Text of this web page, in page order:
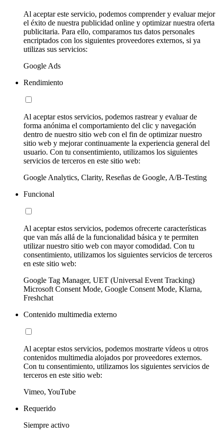
Al aceptar este servicio, podemos comprender y evaluar mejor
el éxito de nuestra publicidad online y optimizar nuestra oferta
publicitaria. Para ello, comparamos tus datos personales
encriptados con los siguientes proveedores externos, si ya
utilizas sus servicios:
Google Ads
Rendimiento
Al aceptar estos servicios, podemos rastrear y evaluar de
forma anónima el comportamiento del clic y navegación
dentro de nuestro sitio web con el fin de optimizar nuestro
sitio web y mejorar continuamente la experiencia general del
usuario. Con tu consentimiento, utilizamos los siguientes
servicios de terceros en este sitio web:
Google Analytics, Clarity, Reseñas de Google, A/B-Testing
Funcional
Al aceptar estos servicios, podemos ofrecerte características
que van más allá de la funcionalidad básica y te permiten
utilizar nuestro sitio web con mayor comodidad. Con tu
consentimiento, utilizamos los siguientes servicios de terceros
en este sitio web:
Google Tag Manager, UET (Universal Event Tracking)
Microsoft Consent Mode, Google Consent Mode, Klarna,
Freshchat
Contenido multimedia externo
Al aceptar estos servicios, podemos mostrarte vídeos u otros
contenidos multimedia alojados por proveedores externos.
Con tu consentimiento, utilizamos los siguientes servicios de
terceros en este sitio web:
Vimeo, YouTube
Requerido
Siempre activo